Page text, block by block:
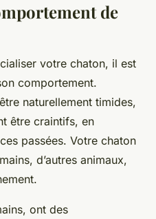
de
votre chaton, il est
comportement.
naturellement timides,
être craintifs, en
passées. Votre chaton
d’autres animaux,
ont des